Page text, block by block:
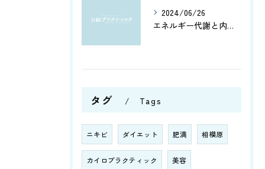
2024/06/26
エネルギー代謝と内臓機能を改善！筋肉の活性化と骨盤調整がもたらす健康への効果とは？
タグ Tags
ニキビ ダイエット 肥満 相模原
カイロプラクティック 美容